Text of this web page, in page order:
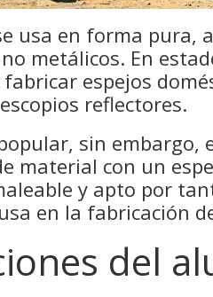
usa en forma pura,
metálicos. En
espejos
reflectores.
sin embargo,
material con un
y apto por
en la fabricación
del